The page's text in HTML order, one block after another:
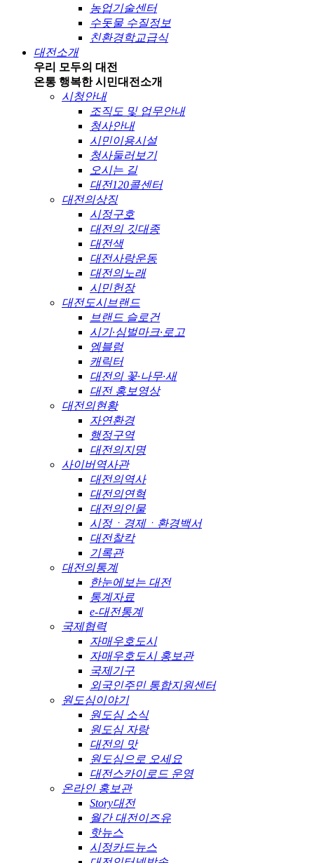
농업기술센터
수돗물 수질정보
친환경학교급식
대전소개
우리 모두의 대전
온통 행복한 시민대전소개
시청안내
조직도 및 업무안내
청사안내
시민이용시설
청사둘러보기
오시는 길
대전120콜센터
대전의상징
시정구호
대전의 깃대종
대전색
대전사랑운동
대전의노래
시민헌장
대전도시브랜드
브랜드 슬로건
시기·심벌마크·로고
엠블럼
캐릭터
대전의 꽃·나무·새
대전 홍보영상
대전의현황
자연환경
행정구역
대전의지명
사이버역사관
대전의역사
대전의연혁
대전의인물
시정ㆍ경제ㆍ환경백서
대전찰칵
기록관
대전의통계
한눈에보는 대전
통계자료
e-대전통계
국제협력
자매우호도시
자매우호도시 홍보관
국제기구
외국인주민 통합지원센터
원도심이야기
원도심 소식
원도심 자랑
대전의 맛
원도심으로 오세요
대전스카이로드 운영
온라인 홍보관
Story대전
월간 대전이즈유
핫뉴스
시정카드뉴스